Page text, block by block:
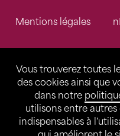
Vous trouverez toutes
des cookies ainsi que
dans notre
utilisons entre
indispensables à
Mentions légales